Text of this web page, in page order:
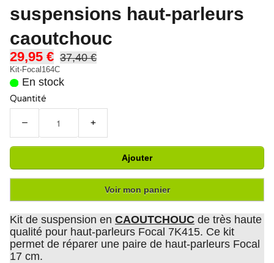
suspensions haut-parleurs
caoutchouc
29,95 € 37,40 €
Kit-Focal164C
En stock
Quantité
− +
Ajouter
Voir mon panier
Kit de suspension en CAOUTCHOUC de très haute
qualité pour haut-parleurs Focal 7K415. Ce kit
permet de réparer une paire de haut-parleurs Focal
17 cm.